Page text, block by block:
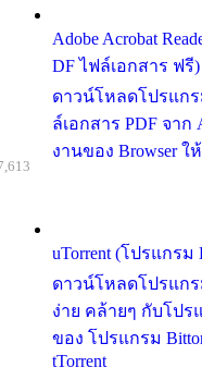
Adobe Acrobat
DF ไฟล์เอกสาร ฟรี)
ดาวน์โหลดโปรแกรม
ล์เอกสาร PDF จา
งานของ Browser ใ
uTorrent (โปรแกร
ดาวน์โหลดโปรแกร
ง่าย คล้ายๆ กับโปร
ของ โปรแกรม
tTorrent